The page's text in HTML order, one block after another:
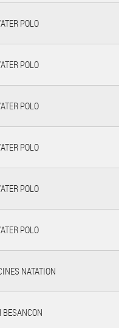
POLO
POLO
POLO
POLO
POLO
POLO
NATATION